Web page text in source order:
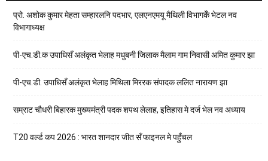
प्रो. अशोक कुमार मेहता सम्हारलनि पदभार, एलएनएमयू मैथिली विभागकेँ भेटल नव
विभागाध्यक्ष
पी-एच.डी.क उपाधिसँ अलंकृत भेलाह मधुबनी जिलाक मैलाम गाम निवासी अमित कुमार झा
पी-एच.डी. उपाधिसँ अलंकृत भेलाह मिथिला मिररक संपादक ललित नारायण झा
सम्राट चौधरी बिहारक मुख्यमंत्री पदक शपथ लेलाह, इतिहास मे दर्ज भेल नव अध्याय
T20 वर्ल्ड कप 2026 : भारत शानदार जीत सँ फाइनल मे पहुँचल